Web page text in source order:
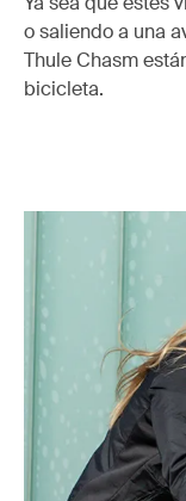
o saliendo a una
Thule Chasm
bicicleta.